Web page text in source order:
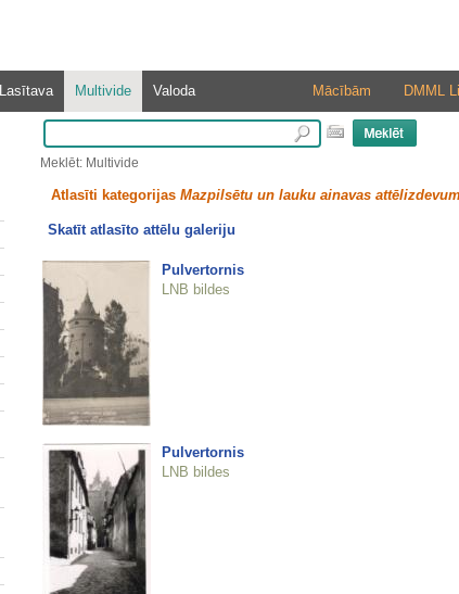
Lasītava Multivide Valoda DMML
Mācībām
Meklēt: Multivide
Atlasīti kategorijas Mazpilsētu un lauku ainavas
Skatīt atlasīto attēlu galeriju
Pulvertornis
LNB bildes
Pulvertornis
LNB bildes